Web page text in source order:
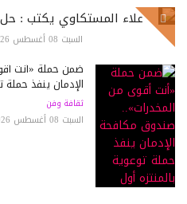
علاء المستكاوي يكتب :
السبت 08 أغسطس 2026 04:09 مساءً
ضمن حملة «أنت
الإدمان ينفذ حملة
ثقافة وفن
السبت 08 أغسطس 2026 12:06 مساءً